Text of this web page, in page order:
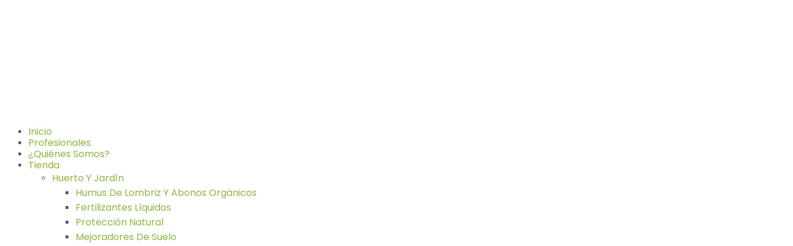
Inicio
Profesionales
¿Quiénes Somos?
Tienda
Huerto Y Jardín
Humus De Lombriz Y Abonos Orgánicos
Fertilizantes Líquidos
Protección Natural
Mejoradores De Suelo